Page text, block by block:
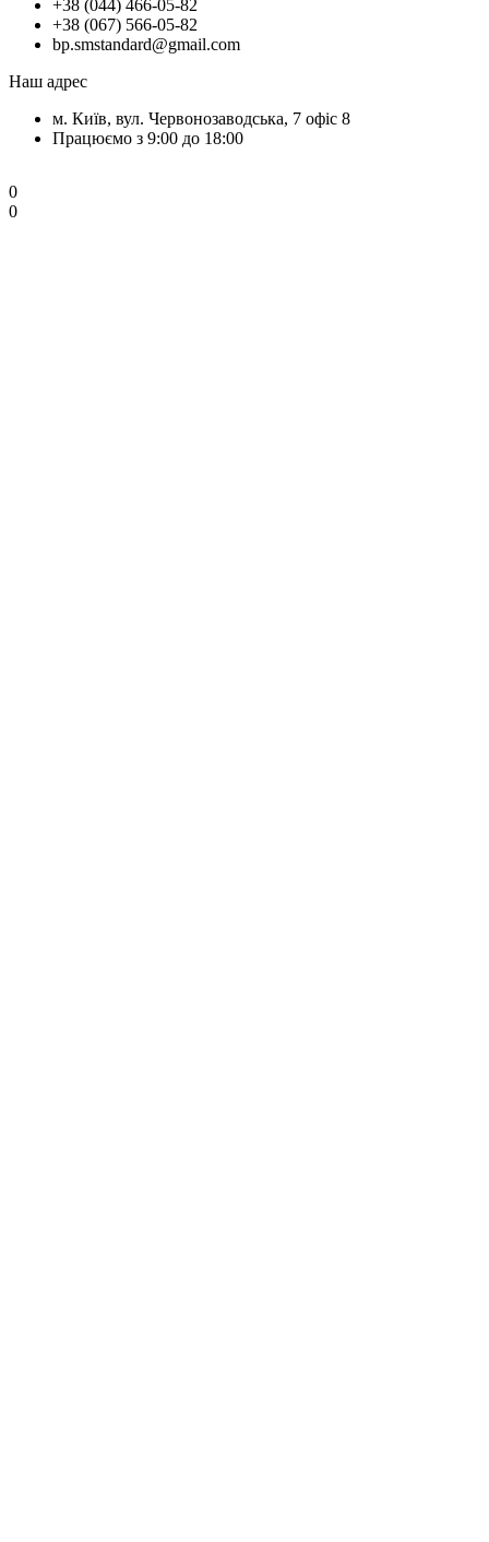
+38 (044) 466-05-82
+38 (067) 566-05-82
bp.smstandard@gmail.com
Наш адрес
м. Київ, вул. Червонозаводська, 7 офіс 8
Працюємо з 9:00 до 18:00
0
0